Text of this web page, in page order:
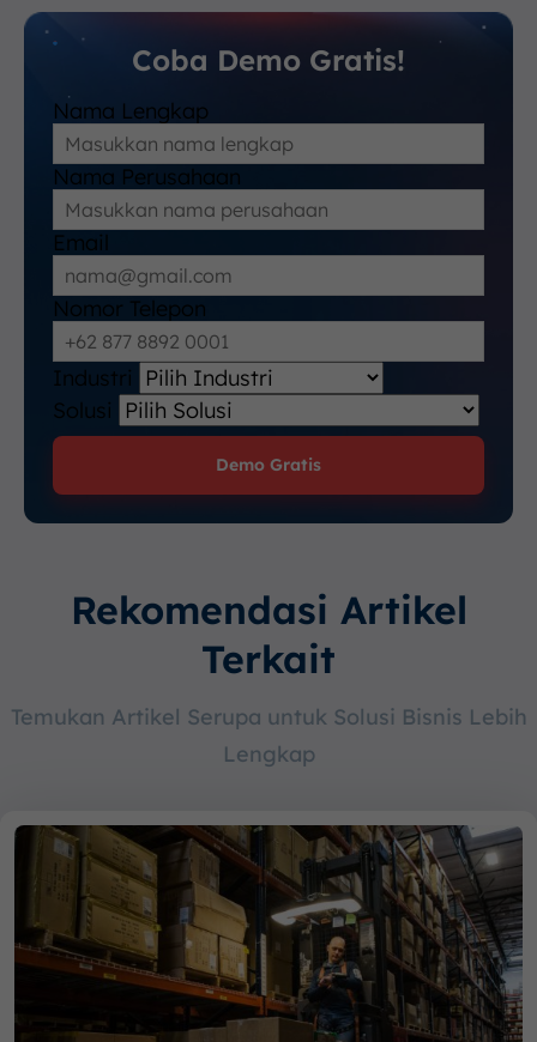
Coba Demo Gratis!
Nama Lengkap
Nama Perusahaan
Email
Nomor Telepon
Industri
Solusi
Demo Gratis
Rekomendasi Artikel
Terkait
Temukan Artikel Serupa untuk Solusi Bisnis Lebih
Lengkap